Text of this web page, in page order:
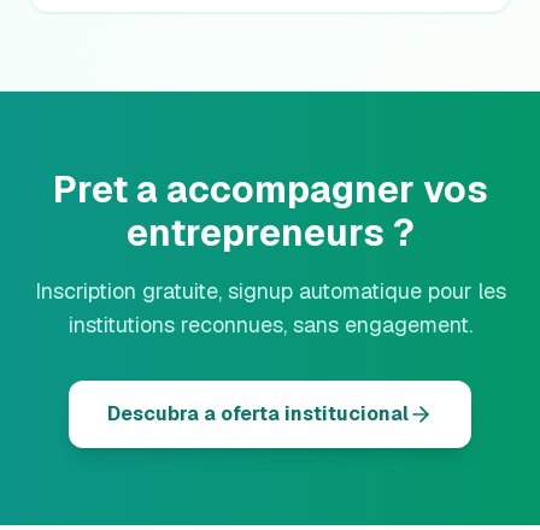
Pret a accompagner vos
entrepreneurs ?
Inscription gratuite, signup automatique pour les
institutions reconnues, sans engagement.
Descubra a oferta institucional